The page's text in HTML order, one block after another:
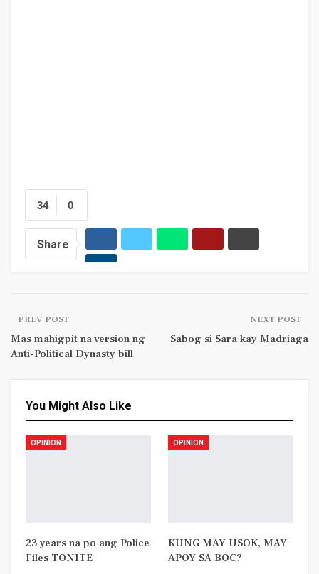
0
34
Share
PREV POST
Mas mahigpit na version ng
Anti-Political Dynasty bill
NEXT POST
Sabog si Sara kay Madriaga
You Might Also Like
OPINION
23 years na po ang Police
Files TONITE
OPINION
KUNG MAY USOK, MAY
APOY SA BOC?